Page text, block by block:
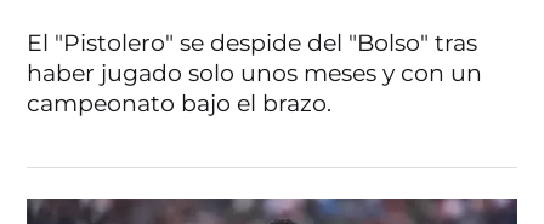
El "Pistolero" se despide del "Bolso" tras
haber jugado solo unos meses y con un
campeonato bajo el brazo.